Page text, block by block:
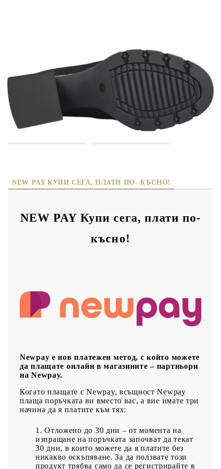
Съгласен съм сполитиката за личните данни
Ние ще се свържем с вас в рамките на работния ден.
Оцени продукта
NEW PAY КУПИ СЕГА, ПЛАТИ ПО- КЪСНО!
NEW PAY Купи сега, плати по-
късно!
Newpay е нов платежен метод, с който можете
да плащате онлайн в магазините – партньори
на Newpay.
Когато плащате с Newpay, всъщност Newpay
плаща поръчката ви вместо вас, а вие имате три
начина да я платите към тях:
Отложено до 30 дни – от момента на
изпращане на поръчката започват да текат
30 дни, в които можете да я платите без
никакво оскъпяване. За да ползвате този
продукт трябва само да се регистрирайте в